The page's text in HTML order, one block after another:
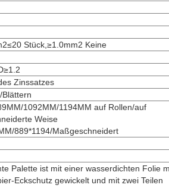
Stück,≥1.0mm2 Keine
Zinssatzes
Blättern
1092MM/1194MM auf Rollen/auf
Weise
889*1194/Maßgeschneidert
Palette ist mit einer wasserdichten Folie
Eckschutz gewickelt und mit zwei Teilen